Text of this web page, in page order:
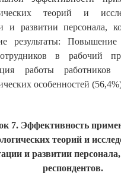
теорий и
и развитии персонала,
результаты: Повышение
в рабочий
работы
особенностей
7. Эффективность
теорий и
и развитии
респондентов.